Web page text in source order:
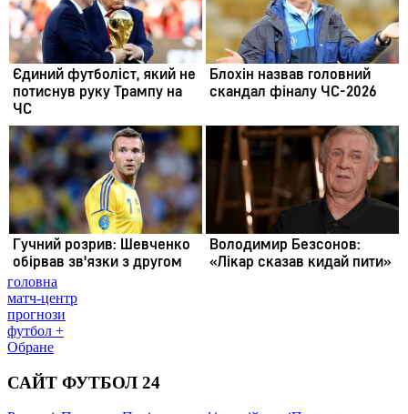
головна
матч-центр
прогнози
футбол +
Обране
САЙТ ФУТБОЛ 24